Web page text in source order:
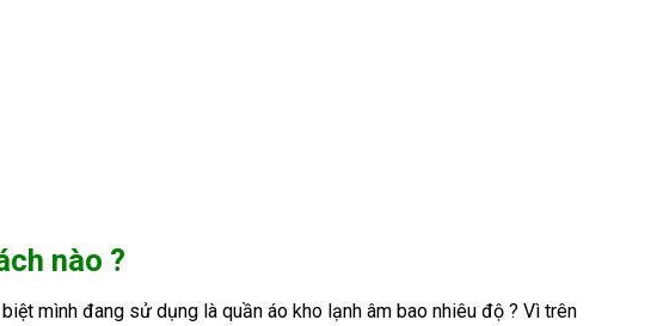
nào ?
mình đang sử dụng là quần áo kho lạnh âm bao nhiêu độ ? Vì trên